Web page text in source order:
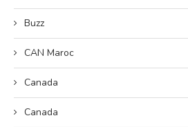
Buzz
CAN Maroc
Canada
Canada